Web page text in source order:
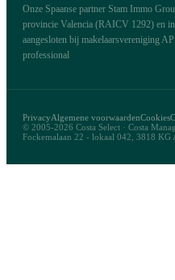
Onze Spaanse partner Stam Immo
provincie Valencia (RAICV 1292) en
aangesloten bij makelaarsvereniging
professional
© 2005-2026 Costa Select · Costa
Fockemalaan 22 - lokaal 042, 3818 KG
PrivacyAlgemene voorwaardenCookies